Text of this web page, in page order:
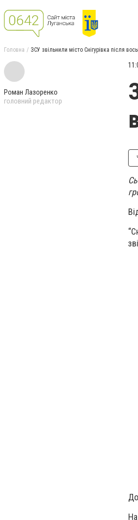
Головна ЗСУ звільнили місто Снігурівка після
Роман Лазоренко
головний редактор